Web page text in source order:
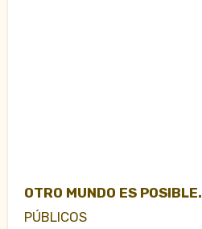
OTRO MUNDO ES POSIBLE.
PÚBLICOS